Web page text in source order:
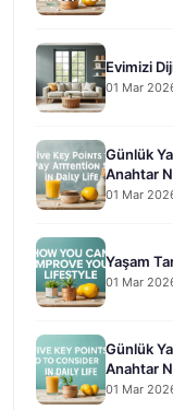
Evimizi
01 Mar
Günlük
Anahtar
01 Mar
Yaşam
01 Mar
Günlük
Anahtar
01 Mar